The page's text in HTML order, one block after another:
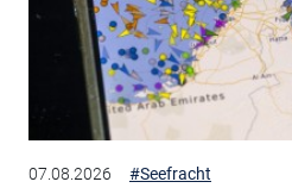
07.08.2026 #Seefracht